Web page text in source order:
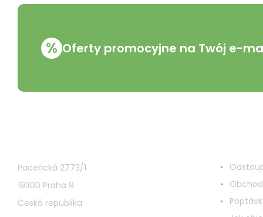
% Oferty promocyjne na Twój e-
Paceřická 2773/1
19300 Praha 9
Česká republika